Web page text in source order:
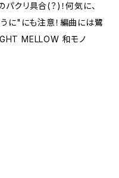
クリ具合(？)！何気に、
に"にも注意！編曲には鷺
MELLOW 和モノ